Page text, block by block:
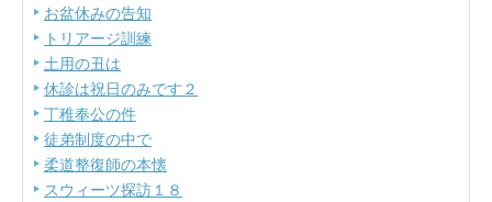
お盆休みの告知
トリアージ訓練
土用の丑は
休診は祝日のみです２
丁稚奉公の件
徒弟制度の中で
柔道整復師の本懐
スウィーツ探訪１８